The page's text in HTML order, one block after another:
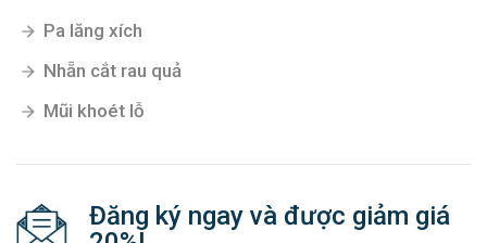
Pa lăng xích
Nhẵn cắt rau quả
Mũi khoét lỗ
Đăng ký ngay và được giảm giá